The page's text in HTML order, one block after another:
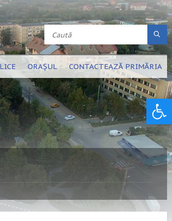
ORAȘUL CONTACTEAZĂ PRIMĂRIA
Deschide bara de unelte